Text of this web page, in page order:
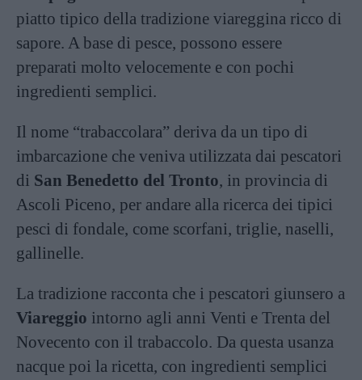
piatto tipico della tradizione viareggina ricco di
sapore. A base di pesce, possono essere
preparati molto velocemente e con pochi
ingredienti semplici.
Il nome “trabaccolara” deriva da un tipo di
imbarcazione che veniva utilizzata dai pescatori
di San Benedetto del Tronto, in provincia di
Ascoli Piceno, per andare alla ricerca dei tipici
pesci di fondale, come scorfani, triglie, naselli,
gallinelle.
La tradizione racconta che i pescatori giunsero a
Viareggio intorno agli anni Venti e Trenta del
Novecento con il trabaccolo. Da questa usanza
nacque poi la ricetta, con ingredienti semplici